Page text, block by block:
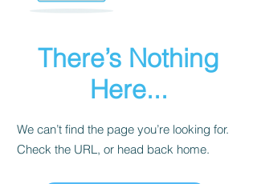
There’s Nothing
Here...
We can’t find the page you’re looking for.
Check the URL, or head back home.